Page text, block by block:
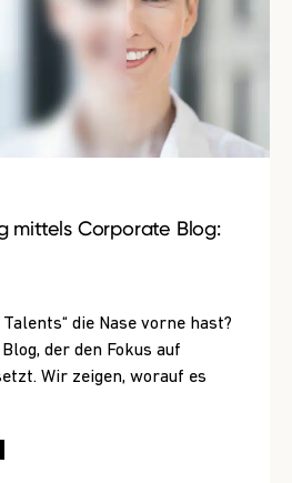
mittels Corporate Blog:
die Nase vorne hast?
der den Fokus auf
Wir zeigen, worauf es